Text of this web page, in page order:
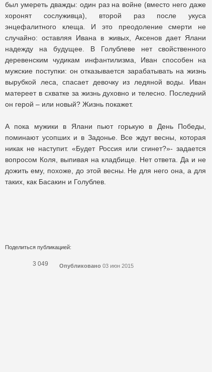
был умереть дважды: один раз на войне (вместо него даже
хоронят сослуживца), второй раз после укуса
энцефалитного клеща. И это преодоление смерти не
случайно: оставляя Ивана в живых, Аксенов дает Ялани
надежду на будущее. В Голублеве нет свойственного
деревенским чудикам инфантилизма, Иван способен на
мужские поступки: он отказывается зарабатывать на жизнь
вырубкой леса, спасает девочку из ледяной воды. Иван
матереет в схватке за жизнь духовно и телесно. Последний
он герой – или новый? Жизнь покажет.
А пока мужики в Ялани пьют горькую в День Победы,
поминают усопших и в Задонье. Все ждут весны, которая
никак не наступит. «Будет Россия или сгинет?»- задается
вопросом Коля, выпивая на кладбище. Нет ответа. Да и не
дожить ему, похоже, до этой весны. Не для него она, а для
таких, как Басакин и Голублев.
Поделиться публикацией:
3 049 Опубликовано 03 июн 2015